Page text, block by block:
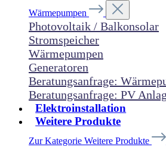
Wärmepumpen
Photovoltaik / Balkonsolar
Stromspeicher
Wärmepumpen
Generatoren
Beratungsanfrage:
Beratungsanfrage: PV
Elektroinstallation
Weitere Produkte
Zur Kategorie Weitere Produkte